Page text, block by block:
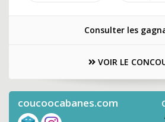
Consulter les
VOIR LE
coucoocabanes.com